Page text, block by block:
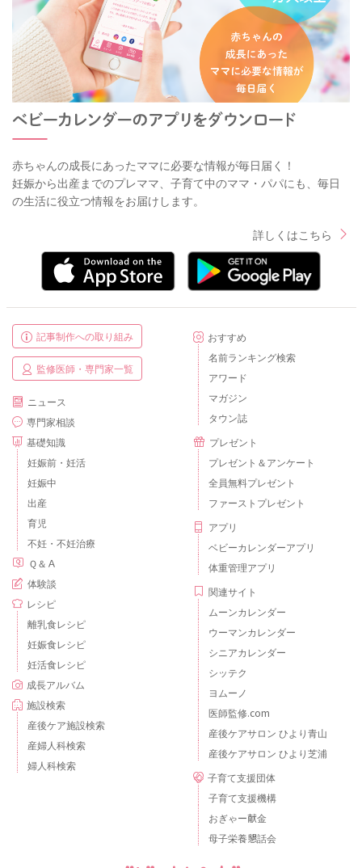
赤ちゃんの成長にあったママに必要な情報が毎日届く！
妊娠から出産までのプレママ、子育て中のママ・パパにも、毎日
の生活に役立つ情報をお届けします。
詳しくはこちら
記事制作への取り組み
監修医師・専門家一覧
ニュース
専門家相談
基礎知識
妊娠前・妊活
妊娠中
出産
育児
不妊・不妊治療
Ｑ＆Ａ
体験談
レシピ
離乳食レシピ
妊娠食レシピ
妊活食レシピ
成長アルバム
施設検索
産後ケア施設検索
産婦人科検索
婦人科検索
おすすめ
名前ランキング検索
アワード
マガジン
タウン誌
プレゼント
プレゼント＆アンケート
全員無料プレゼント
ファーストプレゼント
アプリ
ベビーカレンダーアプリ
体重管理アプリ
関連サイト
ムーンカレンダー
ウーマンカレンダー
シニアカレンダー
シッテク
ヨムーノ
医師監修.com
産後ケアサロン ひより青山
産後ケアサロン ひより芝浦
子育て支援団体
子育て支援機構
おぎゃー献金
母子栄養懇話会